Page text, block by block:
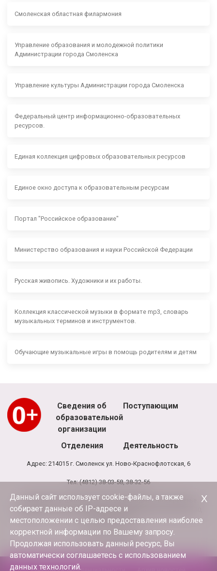
Смоленская областная филармония
Управление образования и молодежной политики
Администрации города Смоленска
Управление культуры Администрации города Смоленска
Федеральный центр информационно-образовательных
ресурсов.
Единая коллекция цифровых образовательных ресурсов
Единое окно доступа к образовательным ресурсам
Портал "Российское образование"
Министерство образования и науки Российской Федерации
Русская живопись. Художники и их работы.
Коллекция классической музыки в формате mp3, словарь
музыкальных терминов и инструментов.
Обучающие музыкальные игры в помощь родителям и детям
Сведения об
образовательной
организации
Поступающим
Отделения Деятельность
Адрес: 214015 г. Смоленск ул. Ново-Краснофлотская, 6
Тел: (4812) 38-03-58, 38-32-56
Режим работы школы: 8.00 - 20.00, выходной - воскресенье
Режим работы администрации и бухгалтерии школы: 9.00-17.30,
обед 13.00-13.30
E-mail: terciya3@mail.ru
Данный сайт использует cookie-файлы, а также
собирает данные об IP-адресе и
местоположении с целью предоставления наиболее
корректной информации по Вашему запросу.
Продолжая использовать данный ресурс, Вы
автоматически соглашаетесь с использованием
данных технологий.
Х